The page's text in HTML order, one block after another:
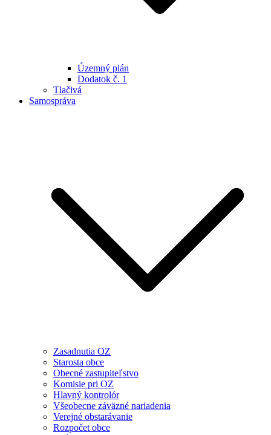
Územný plán
Dodatok č. 1
Tlačivá
Samospráva
Zasadnutia OZ
Starosta obce
Obecné zastupiteľstvo
Komisie pri OZ
Hlavný kontrolór
Všeobecne záväzné nariadenia
Verejné obstarávanie
Rozpočet obce